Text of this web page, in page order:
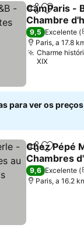
Partilhar
CamParis -
Chambre
Ver preços
9,5 Excelente
Paris, a 17.8
Charme
XIX
para ver os preços
Partilhar
Chez Pépé
Chambres
cœur de
Ver preços
9,6 Excelente
Paris, a 16.2